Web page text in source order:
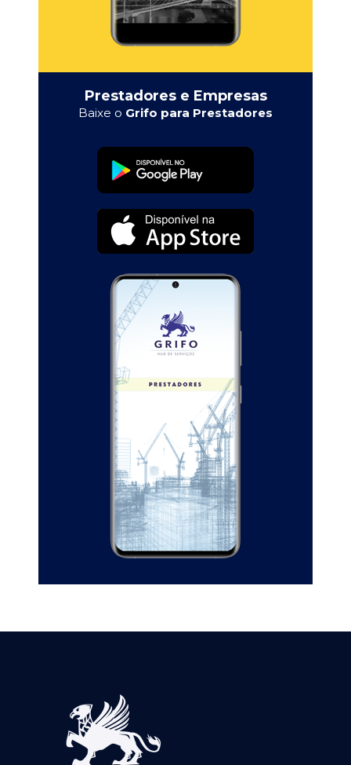
Prestadores e Empresas
Baixe o Grifo para Prestadores